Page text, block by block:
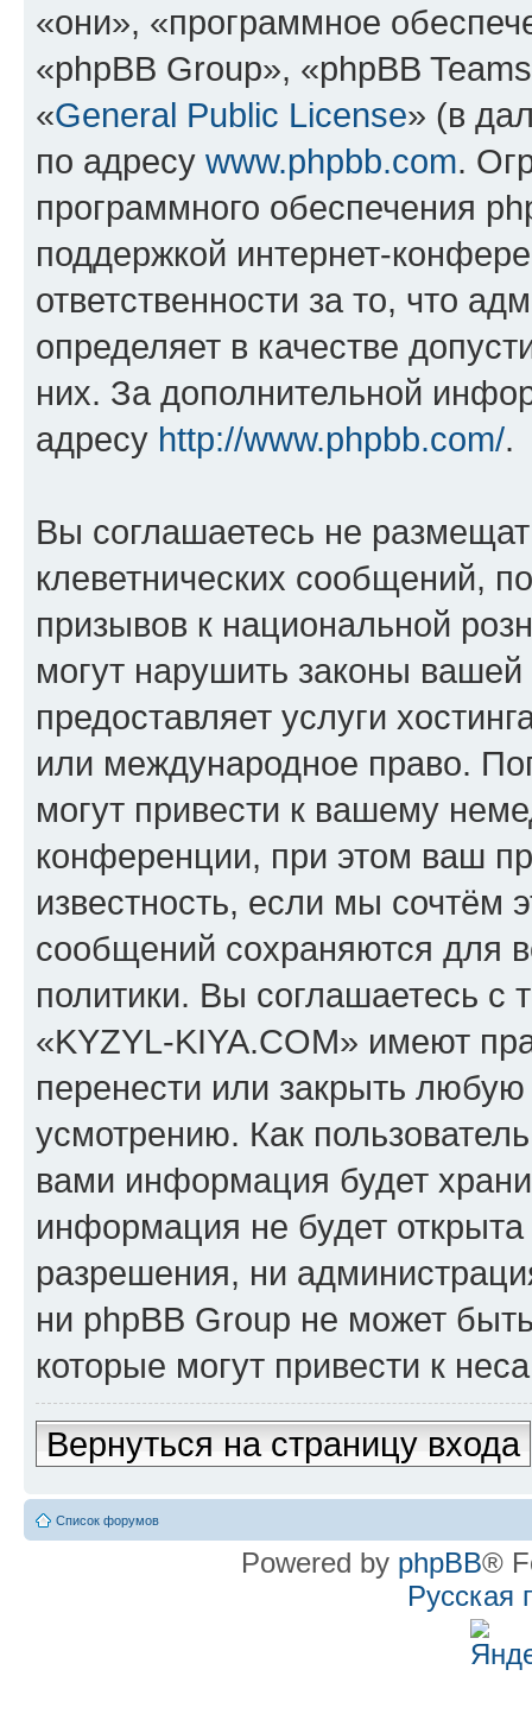
«они», «программное
«phpBB Group», «phpBB
«General Public License» (в
по адресу www.phpbb.com.
программного обеспечения
поддержкой интернет-
ответственности за то, что
определяет в качестве
них. За дополнительной
адресу http://www.phpbb.com/.
Вы соглашаетесь не
клеветнических сообщений,
призывов к национальной
могут нарушить законы
предоставляет услуги
или международное право.
могут привести к вашему
конференции, при этом ваш
известность, если мы сочтём
сообщений сохраняются для
политики. Вы соглашаетесь
«KYZYL-KIYA.COM» имеют
перенести или закрыть
усмотрению. Как
вами информация будет
информация не будет
разрешения, ни
ни phpBB Group не может
которые могут привести к
Вернуться на страницу входа
Список форумов
Powered by phpBB®
Русская